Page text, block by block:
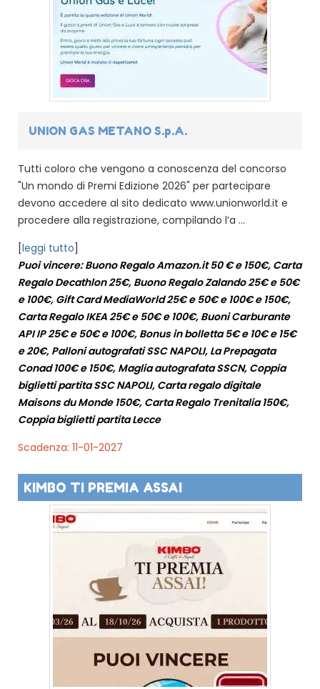
UNION GAS METANO S.p.A.
Tutti coloro che vengono a conoscenza del concorso
"Un mondo di Premi Edizione 2026" per partecipare
devono accedere al sito dedicato www.unionworld.it e
procedere alla registrazione, compilando l’a ...
[leggi tutto]
Puoi vincere: Buono Regalo Amazon.it 50 € e 150€, Carta
Regalo Decathlon 25€, Buono Regalo Zalando 25€ e 50€
e 100€, Gift Card MediaWorld 25€ e 50€ e 100€ e 150€,
Carta Regalo IKEA 25€ e 50€ e 100€, Buoni Carburante
API IP 25€ e 50€ e 100€, Bonus in bolletta 5€ e 10€ e 15€
e 20€, Palloni autografati SSC NAPOLI, La Prepagata
Conad 100€ e 150€, Maglia autografata SSCN, Coppia
biglietti partita SSC NAPOLI, Carta regalo digitale
Maisons du Monde 150€, Carta Regalo Trenitalia 150€,
Coppia biglietti partita Lecce
Scadenza: 11-01-2027
KIMBO TI PREMIA ASSAI